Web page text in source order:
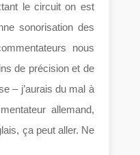
le circuit on est
sonorisation des
nous
de précision et de
– j’aurais du mal à
allemand,
ça peut aller. Ne